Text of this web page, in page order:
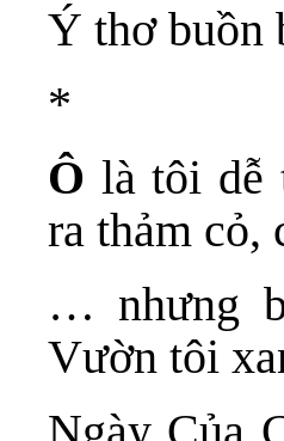
Ý thơ buồn
*
Ô là tôi dễ
ra thảm
… nhưng
Vườn tôi